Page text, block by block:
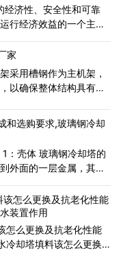
经济性、安全性和可靠
行经济效益的一个主要
获得的经济效益数值较
家
采用槽钢作为主机架，
以确保整体结构具有足
成，并且隔热层散布在
和选购要求,玻璃钢冷却
：壳体 玻璃钢冷却塔的
外面的一层金属，其实
毫米以上。 玻璃钢冷
怎么更换及抗老化性能
装置作用
怎么更换及抗老化性能
冷却塔填料该怎么更换